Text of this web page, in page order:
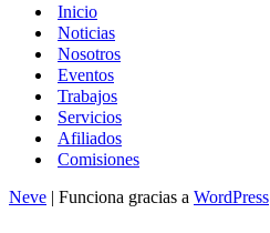
Inicio
Noticias
Nosotros
Eventos
Trabajos
Servicios
Afiliados
Comisiones
Neve | Funciona gracias a WordPress